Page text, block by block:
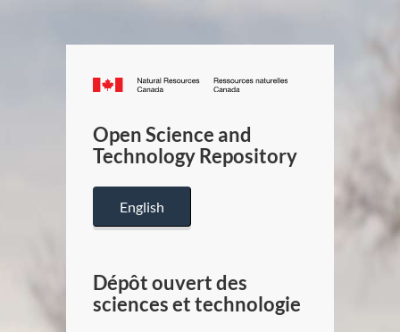
Canada.ca
/
Canada
Open Science and
Technology Repository
English
Dépôt ouvert des
sciences et technologie